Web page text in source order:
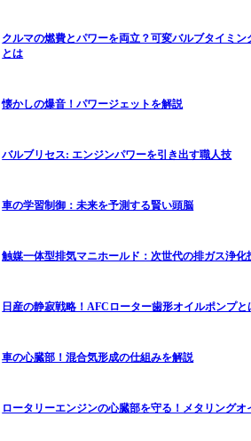
クルマの燃費とパワーを両立？可変バルブタイミン
とは
懐かしの爆音！パワージェットを解説
バルブリセス: エンジンパワーを引き出す職人技
車の学習制御：未来を予測する賢い頭脳
触媒一体型排気マニホールド：次世代の排ガス浄化
日産の静寂戦略！AFCローター歯形オイルポンプと
車の心臓部！混合気形成の仕組みを解説
ロータリーエンジンの心臓部を守る！メタリングオ